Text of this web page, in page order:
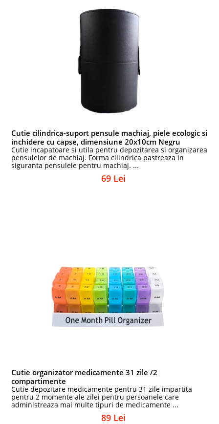
Cutie cilindrica-suport pensule machiaj, piele ecologic si
inchidere cu capse, dimensiune 20x10cm Negru
Cutie incapatoare si utila pentru depozitarea si organizarea
pensulelor de machiaj. Forma cilindrica pastreaza in
siguranta pensulele pentru machiaj. ...
69 Lei
Cutie organizator medicamente 31 zile /2
compartimente
Cutie depozitare medicamente pentru 31 zile impartita
pentru 2 momente ale zilei pentru persoanele care
administreaza mai multe tipuri de medicamente ...
89 Lei